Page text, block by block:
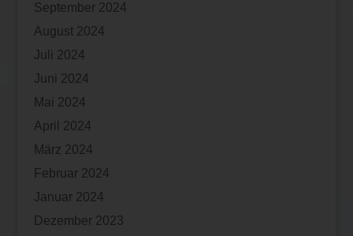
September 2024
August 2024
Juli 2024
Juni 2024
Mai 2024
April 2024
März 2024
Februar 2024
Januar 2024
Dezember 2023